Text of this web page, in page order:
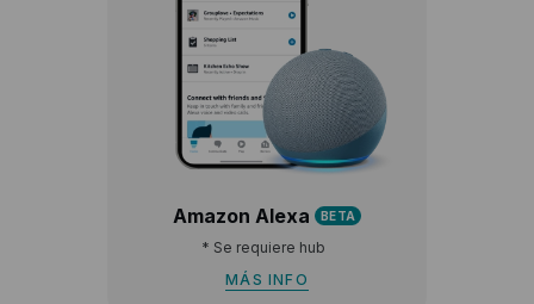
Amazon Alexa BETA
* Se requiere hub
MÁS INFO